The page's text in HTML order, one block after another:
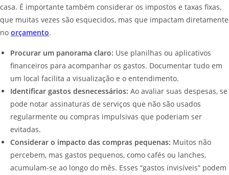
casa. É importante também considerar os impostos e taxas fixas,
que muitas vezes são esquecidos, mas que impactam diretamente
no orçamento.
Procurar um panorama claro: Use planilhas ou aplicativos
financeiros para acompanhar os gastos. Documentar tudo em
um local facilita a visualização e o entendimento.
Identificar gastos desnecessários: Ao avaliar suas despesas, se
pode notar assinaturas de serviços que não são usados
regularmente ou compras impulsivas que poderiam ser
evitadas.
Considerar o impacto das compras pequenas: Muitos não
percebem, mas gastos pequenos, como cafés ou lanches,
acumulam-se ao longo do mês. Esses “gastos invisíveis” podem